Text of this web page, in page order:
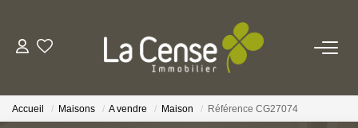
Accueil Maisons A vendre Maison Référence CG27074